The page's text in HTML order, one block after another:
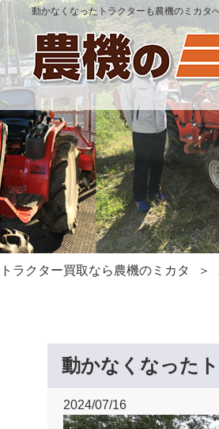
動かなくなったトラクターも農機のミカタ
トラクター買取なら農機のミカタ
動かなくなった
2024/07/16